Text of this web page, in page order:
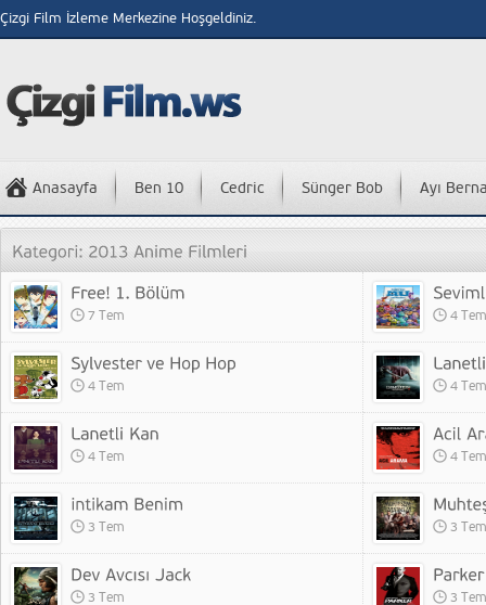
Çizgi Film İzleme Merkezine Hoşgeldiniz.
Anasayfa Ben 10 Cedric Sünger Bob Ayı
7 Tem 4 Tem
4 Tem 4 Tem
4 Tem 4 Tem
3 Tem 3 Tem
3 Tem 3 Tem